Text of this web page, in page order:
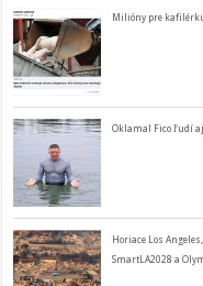
Milióny pre
Oklamal Fico ľudí
Horiace Los
SmartLA2028 a